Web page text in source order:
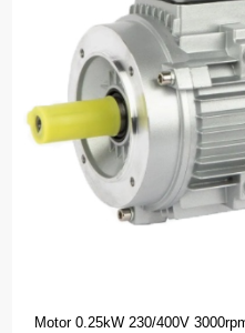
Motor 0.25kW 230/400V